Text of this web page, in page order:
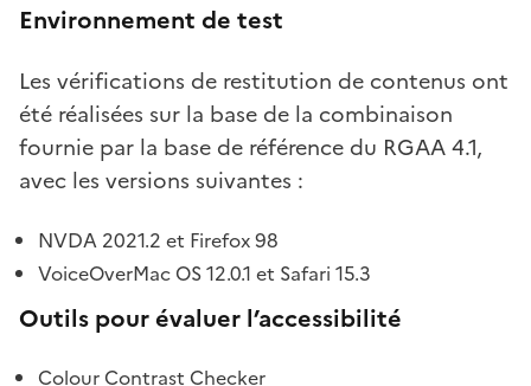
Environnement de test
Les vérifications de restitution de contenus ont
été réalisées sur la base de la combinaison
fournie par la base de référence du RGAA 4.1,
avec les versions suivantes :
NVDA 2021.2 et Firefox 98
VoiceOverMac OS 12.0.1 et Safari 15.3
Outils pour évaluer l’accessibilité
Colour Contrast Checker